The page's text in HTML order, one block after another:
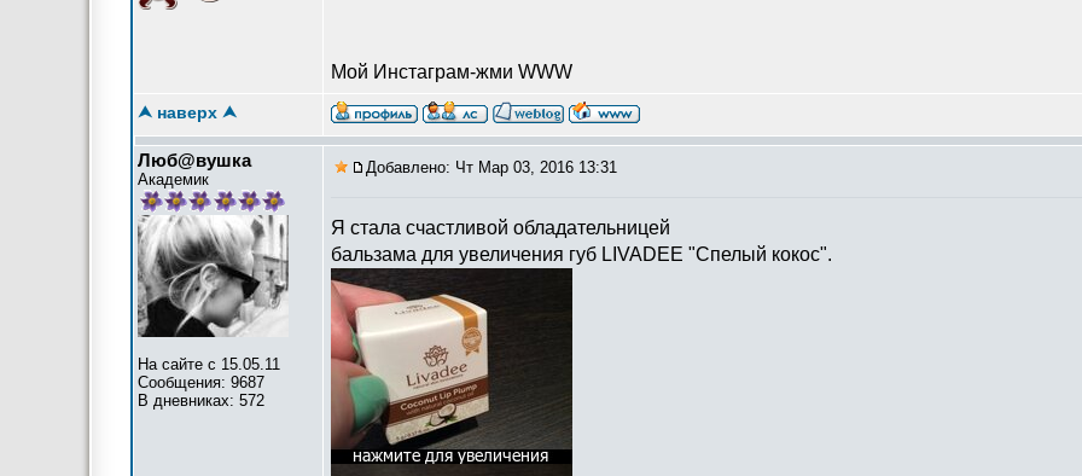
Мой Инстаграм-жми WWW
⮝ наверх ⮝
Люб@вушка
Академик
На сайте с 15.05.11
Сообщения: 9687
В дневниках: 572
Добавлено: Чт Мар 03, 2016 13:31
Я стала счастливой обладательницей
бальзама для увеличения губ LIVADEE "Спелый кокос".